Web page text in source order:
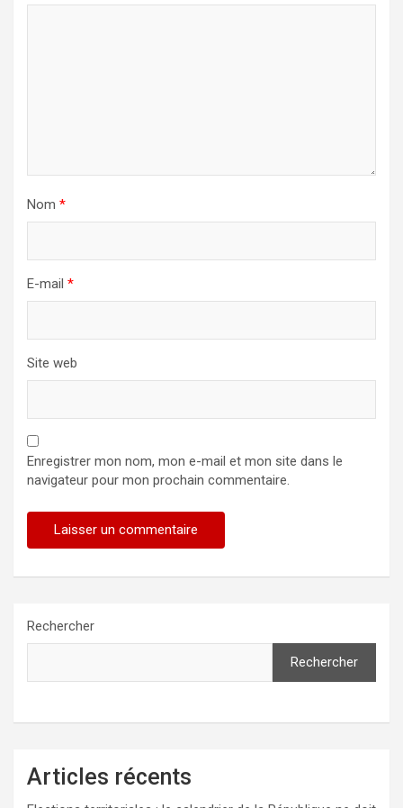
Nom *
E-mail *
Site web
Enregistrer mon nom, mon e-mail et mon site dans le
navigateur pour mon prochain commentaire.
Rechercher
Rechercher
Articles récents